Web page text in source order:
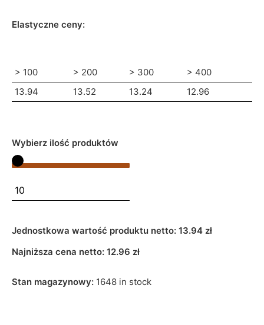
Elastyczne ceny:
> 100 > 200 > 300
> 400
13.94
13.52 13.24 12.96
Wybierz ilość produktów
Jednostkowa wartość produktu netto: 13.94 zł
Najniższa cena netto: 12.96 zł
Stan magazynowy: 1648 in stock